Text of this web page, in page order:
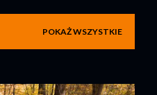
POKAŻ WSZYSTKIE